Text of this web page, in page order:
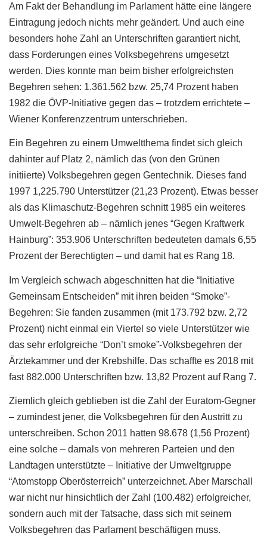
Am Fakt der Behandlung im Parlament hätte eine längere
Eintragung jedoch nichts mehr geändert. Und auch eine
besonders hohe Zahl an Unterschriften garantiert nicht,
dass Forderungen eines Volksbegehrens umgesetzt
werden. Dies konnte man beim bisher erfolgreichsten
Begehren sehen: 1.361.562 bzw. 25,74 Prozent haben
1982 die ÖVP-Initiative gegen das – trotzdem errichtete –
Wiener Konferenzzentrum unterschrieben.
Ein Begehren zu einem Umweltthema findet sich gleich
dahinter auf Platz 2, nämlich das (von den Grünen
initiierte) Volksbegehren gegen Gentechnik. Dieses fand
1997 1,225.790 Unterstützer (21,23 Prozent). Etwas besser
als das Klimaschutz-Begehren schnitt 1985 ein weiteres
Umwelt-Begehren ab – nämlich jenes “Gegen Kraftwerk
Hainburg”: 353.906 Unterschriften bedeuteten damals 6,55
Prozent der Berechtigten – und damit hat es Rang 18.
Im Vergleich schwach abgeschnitten hat die “Initiative
Gemeinsam Entscheiden” mit ihren beiden “Smoke”-
Begehren: Sie fanden zusammen (mit 173.792 bzw. 2,72
Prozent) nicht einmal ein Viertel so viele Unterstützer wie
das sehr erfolgreiche “Don’t smoke”-Volksbegehren der
Ärztekammer und der Krebshilfe. Das schaffte es 2018 mit
fast 882.000 Unterschriften bzw. 13,82 Prozent auf Rang 7.
Ziemlich gleich geblieben ist die Zahl der Euratom-Gegner
– zumindest jener, die Volksbegehren für den Austritt zu
unterschreiben. Schon 2011 hatten 98.678 (1,56 Prozent)
eine solche – damals von mehreren Parteien und den
Landtagen unterstützte – Initiative der Umweltgruppe
“Atomstopp Oberösterreich” unterzeichnet. Aber Marschall
war nicht nur hinsichtlich der Zahl (100.482) erfolgreicher,
sondern auch mit der Tatsache, dass sich mit seinem
Volksbegehren das Parlament beschäftigen muss.